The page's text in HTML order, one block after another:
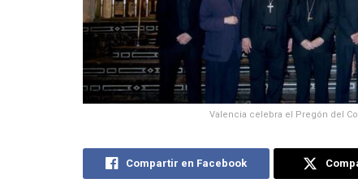
Valencia celebra el Pregón del
Compartir en Facebook